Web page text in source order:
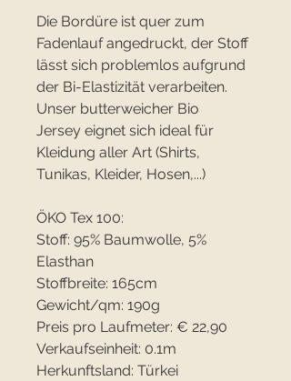
Die Bordüre ist quer zum
Fadenlauf angedruckt, der Stoff
lässt sich problemlos aufgrund
der Bi-Elastizität verarbeiten.
Unser butterweicher Bio
Jersey eignet sich ideal für
Kleidung aller Art (Shirts,
Tunikas, Kleider, Hosen,...)
ÖKO Tex 100:
Stoff: 95% Baumwolle, 5%
Elasthan
Stoffbreite: 165cm
Gewicht/qm: 190g
Preis pro Laufmeter: € 22,90
Verkaufseinheit: 0.1m
Herkunftsland: Türkei